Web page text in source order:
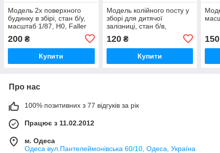
Модель 2х поверхного
будинку в збірі, стан б/у,
масштаб 1/87, H0, Faller
200 ₴
Купити
Модель колійного посту у
зборі для дитячої
залізниці, стан б/в,
120₴
Купити
150
Про нас
100% позитивних з 77 відгуків за рік
Працює з 11.02.2012
м. Одеса
Одеса вул.Пантелеймонівська 60/10, Одеса, Україна